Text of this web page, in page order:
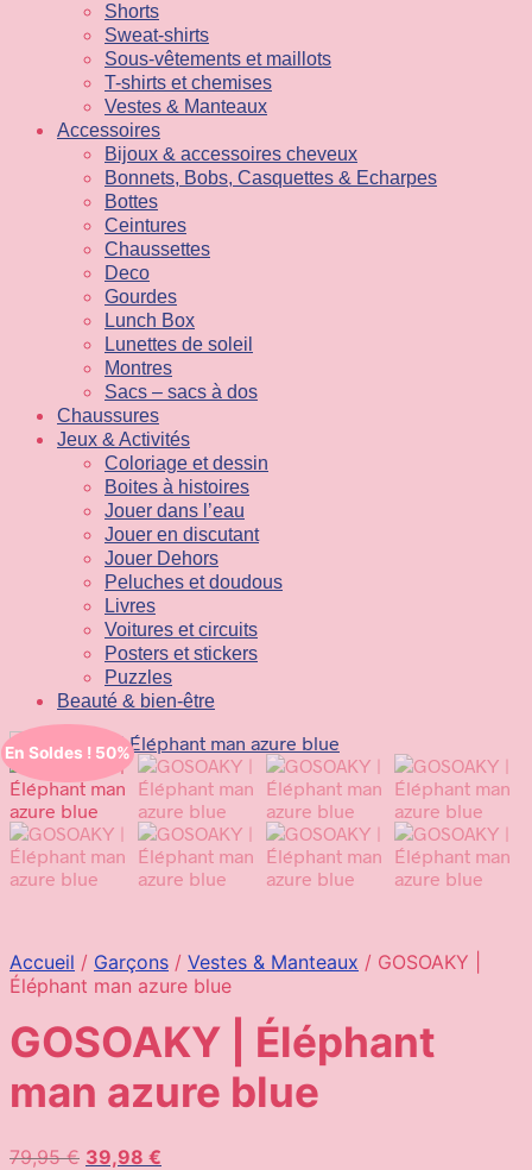
Shorts
Sweat-shirts
Sous-vêtements et maillots
T-shirts et chemises
Vestes & Manteaux
Accessoires
Bijoux & accessoires cheveux
Bonnets, Bobs, Casquettes & Echarpes
Bottes
Ceintures
Chaussettes
Deco
Gourdes
Lunch Box
Lunettes de soleil
Montres
Sacs – sacs à dos
Chaussures
Jeux & Activités
Coloriage et dessin
Boites à histoires
Jouer dans l’eau
Jouer en discutant
Jouer Dehors
Peluches et doudous
Livres
Voitures et circuits
Posters et stickers
Puzzles
Beauté & bien-être
En Soldes ! 50%
Accueil / Garçons / Vestes & Manteaux / GOSOAKY |
Éléphant man azure blue
GOSOAKY | Éléphant
man azure blue
79,95€ Le
39,98 €